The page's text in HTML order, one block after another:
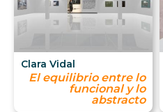
Clara Vidal
El equilibrio entre lo
funcional y lo
abstracto